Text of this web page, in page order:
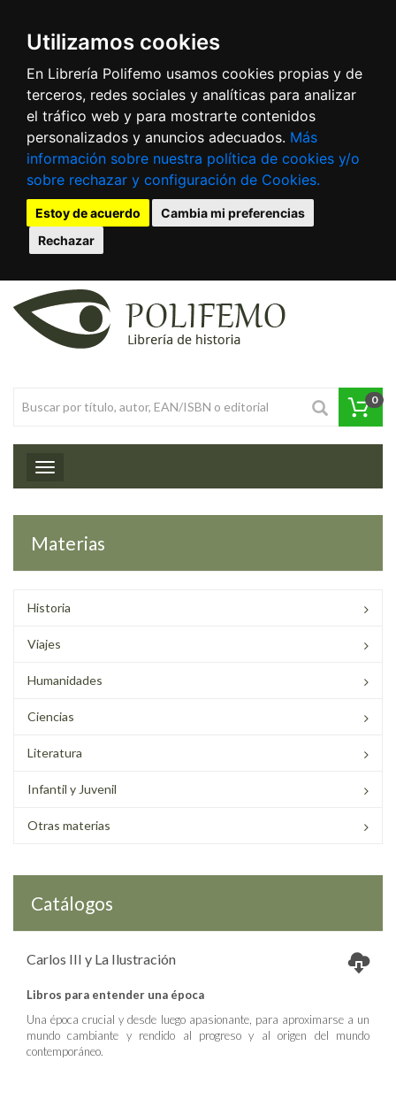
Utilizamos cookies
En Librería Polifemo usamos cookies propias y de
terceros, redes sociales y analíticas para analizar
el tráfico web y para mostrarte contenidos
personalizados y anuncios adecuados. Más
información sobre nuestra política de cookies y/o
sobre rechazar y configuración de Cookies.
Estoy de acuerdo
Cambia mi preferencias
Rechazar
0
Toggle navigation
Materias
Historia
Viajes
Humanidades
Ciencias
Literatura
Infantil y Juvenil
Otras materias
Catálogos
Carlos III y La Ilustración
Libros para entender una época
Una época crucial y desde luego apasionante, para aproximarse a un
mundo cambiante y rendido al progreso y al origen del mundo
contemporáneo.